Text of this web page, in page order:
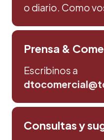
o diario. Como
Prensa &
Escribinos a
Consultas y